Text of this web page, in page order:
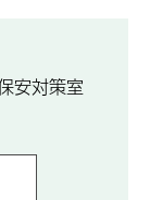
安対策室